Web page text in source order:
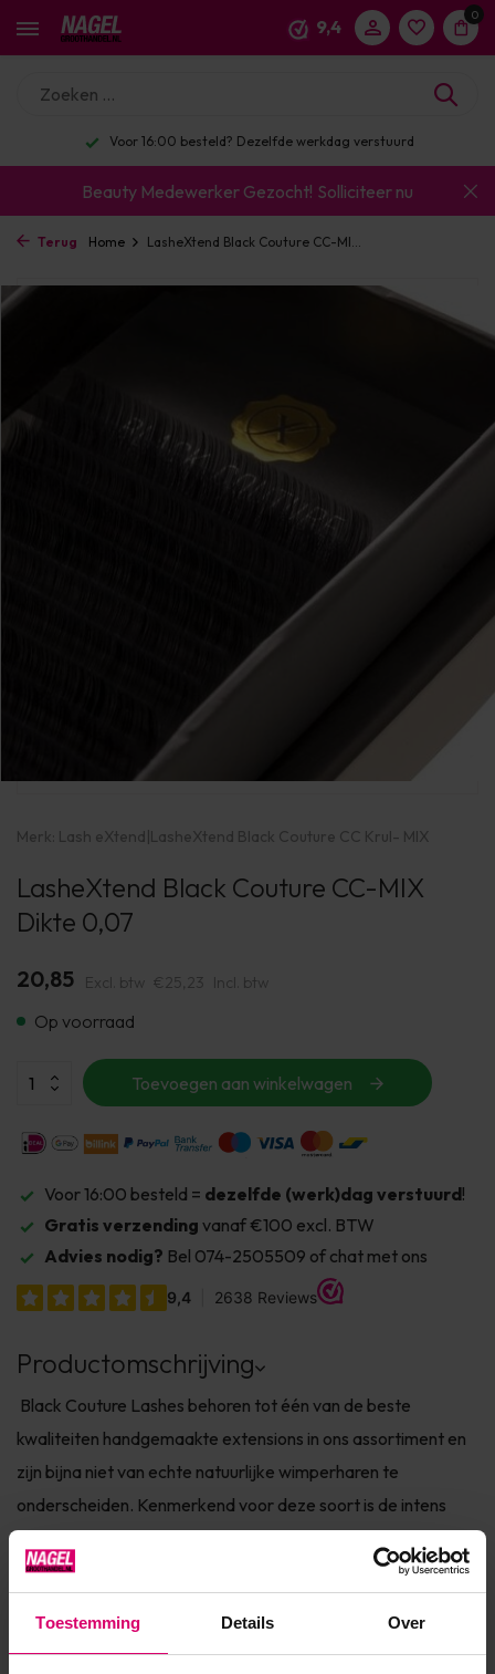
Toestemming Details Over
9,4
0
Voor 16:00 besteld? Dezelfde werkdag verstuurd
Beauty Medewerker Gezocht! Solliciteer nu
Terug Home LasheXtend Black Couture CC-MI...
Merk: Lash eXtend|LasheXtend Black Couture CC Krul- MIX
LasheXtend Black Couture CC-MIX
Dikte 0,07
20,85 Excl. btw €25,23 Incl. btw
Op voorraad
Toevoegen aan winkelwagen
Voor 16:00 besteld = dezelfde (werk)dag verstuurd!
Gratis verzending vanaf €100 excl. BTW
Advies nodig? Bel 074-2505509 of chat met ons
Productomschrijving
Black Couture Lashes behoren tot één van de beste
kwaliteiten handgemaakte extensions in ons assortiment en
zijn bijna niet van echte natuurlijke wimperharen te
onderscheiden. Kenmerkend voor deze soort is de intens
effect gemakkelijker te creëren. De wimpers zijn erg flexibel
Toon meer